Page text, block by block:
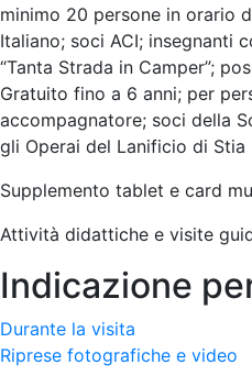
minimo 20 persone in orario
Italiano; soci ACI; insegnanti
“Tanta Strada in Camper”;
Gratuito fino a 6 anni; per
accompagnatore; soci della
gli Operai del Lanificio di Stia
Supplemento tablet e card
Attività didattiche e visite
Indicazione
Durante la visita
Riprese fotografiche e video